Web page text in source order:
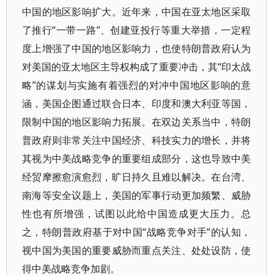
中国的地区影响扩大。近年来，中国在亚太地区采取
了推行“一带一路”、创建亚投行等重大举措，一定程
度上增强了中国的地区影响力，也使特朗普政府认为
对美国的亚太地区主导权构成了重要冲击，其“印太战
略”的谋划与实施有着强烈的对冲中国地区影响的意
涵，美国企图通过联合日本、印度和澳大利亚等国，
限制中国的地区影响力拓展。在双边关系当中，特朗
普政府则非常关注中国经济、科技实力的增长，并将
其视为中美战略竞争的重要组成部分，这也导致中美
经贸摩擦愈演愈烈，旷日持久且难以解决。在台湾、
南海等安全议题上，美国的军事行动更加频繁、威胁
性也有所增强，试图以此给中国造成更大压力。总
之，特朗普政府基于对中国“战略竞争对手”的认知，
视中国为美国的重要威胁而重点关注、处处设防，使
得中美战略竞争加剧。